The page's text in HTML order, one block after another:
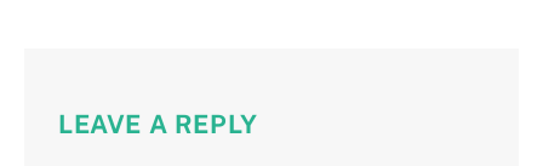
LEAVE A REPLY